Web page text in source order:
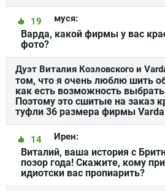
муся:
19
Варда, какой фирмы у вас
фото?
Дуэт Виталия Козловского и
том, что я очень люблю шить
как есть возможность
Поэтому это сшитые на заказ
туфли 36 размера фирмы
Ирен:
14
Виталий, ваша история с
позор года! Скажите, кому
идиотски вас пропиарить?